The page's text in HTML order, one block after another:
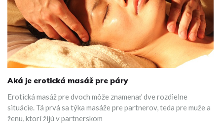
Aká je erotická masáž pre páry
Erotická masáž pre dvoch môže znamenať dve rozdielne
situácie. Tá prvá sa týka masáže pre partnerov, teda pre muže a
ženu, ktorí žijú v partnerskom